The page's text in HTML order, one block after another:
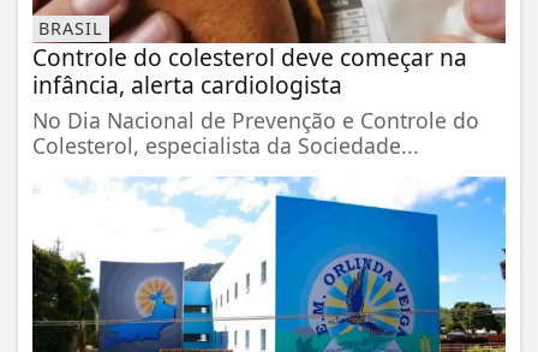
BRASIL
Controle do colesterol deve começar na
infância, alerta cardiologista
No Dia Nacional de Prevenção e Controle do
Colesterol, especialista da Sociedade...